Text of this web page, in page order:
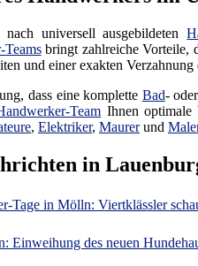
nach universell ausgebildeten
bringt zahlreiche Vorteile,
und einer exakten
dass eine komplette Bad-
Team Ihnen optimale
, Elektriker, Maurerund
in
Tage in Mölln: Viertklässler
Einweihung des neuen